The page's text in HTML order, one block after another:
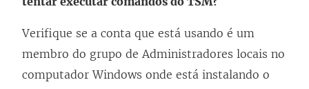
Verifique se a conta que está usando é um
membro do grupo de Administradores locais no
computador Windows onde está instalando o